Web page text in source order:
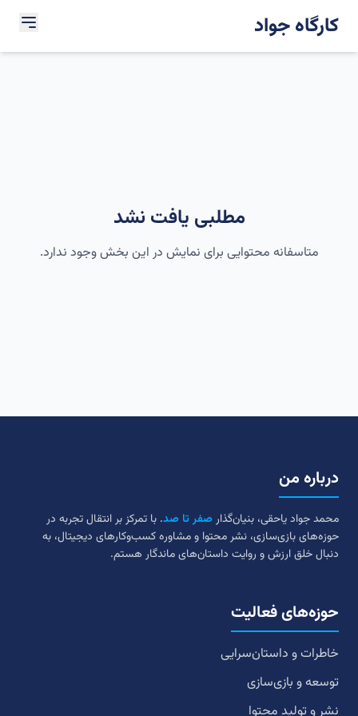
کارگاه جواد
مطلبی یافت نشد
متاسفانه محتوایی برای نمایش در این بخش وجود ندارد.
درباره من
محمد جواد یاحقی، بنیان‌گذارصفر تا صد. با تمرکز بر انتقال تجربه در
حوزه‌های بازی‌سازی، نشر محتوا و مشاوره کسب‌وکارهای دیجیتال، به
دنبال خلق ارزش و روایت داستان‌های ماندگار هستم.
حوزه‌های فعالیت
خاطرات و داستان‌سرایی
توسعه و بازی‌سازی
نشر و تولید محتوا